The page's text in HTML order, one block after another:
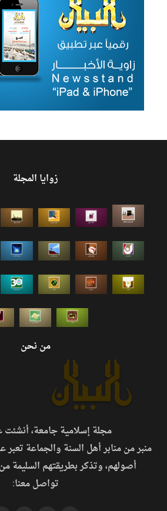
زوايا المجلة
من نحن
مجلة إسلامية جامعة، أنشئت عام
منبر من منابر أهل السنة والجماعة
أصولهم، وتذكر بطريقتهم السليمة
تواصل معنا: